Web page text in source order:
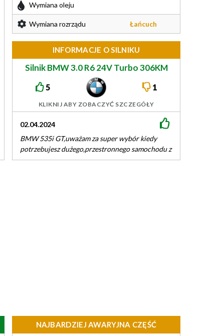
Wymiana oleju
Wymiana rozrządu Łańcuch
INFORMACJE O SILNIKU
Silnik BMW 3.0 R6 24V Turbo 306KM
N55B30
5 1
KLIKNIJ ABY ZOBACZYĆ SZCZEGÓŁY
02.04.2024
BMW 535i GT,uważam za super wybór kiedy
potrzebujesz dużego,przestronnego samochodu z
naprawdę dobrym dostępem do bagażnika ale
NAJBARDZIEJ AWARYJNA CZĘŚĆ